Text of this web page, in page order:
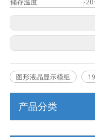
图形液晶显示模组
产品分类